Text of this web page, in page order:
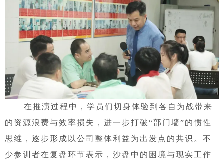
在推演过程中，学员们切身体验到各自为战带来
的资源浪费与效率损失，进一步打破“部门墙”的惯性
思维，逐步形成以公司整体利益为出发点的共识。不
少参训者在复盘环节表示，沙盘中的困境与现实工作